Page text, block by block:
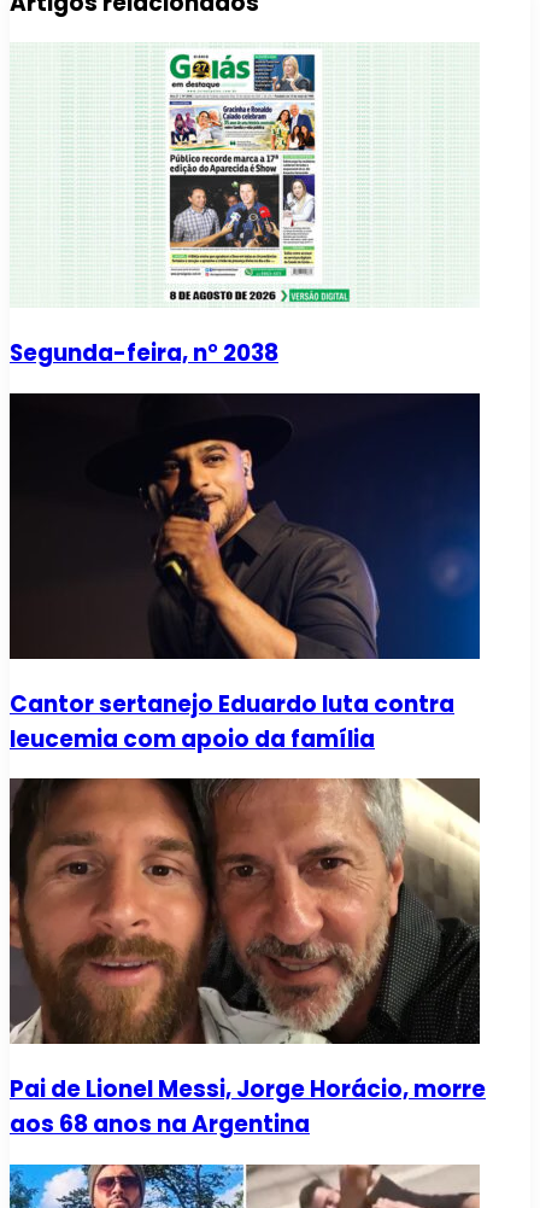
Segunda-feira, n° 2038
Cantor sertanejo Eduardo luta contra
leucemia com apoio da família
Pai de Lionel Messi, Jorge Horácio, morre
aos 68 anos na Argentina